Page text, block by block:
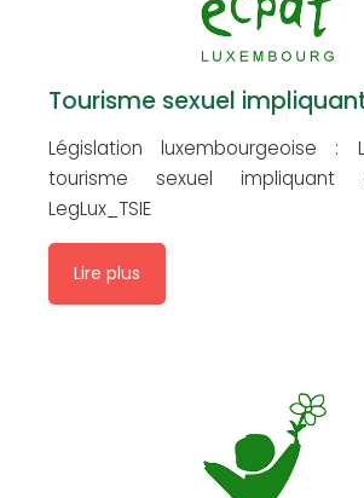
Législation luxembourgeoise
tourisme sexuel impliquant
LegLux_TSIE
Lire plus